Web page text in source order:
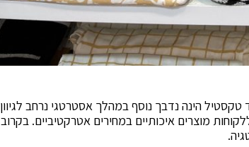
הינה נדבך נוסף במהלך אסטרטגי נרחב לגיוון
מוצרים איכותיים במחירים אטרקטיביים. בקרוב